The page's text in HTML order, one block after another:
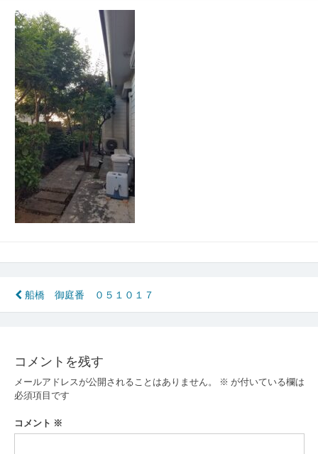
投
稿
ビ
ゲ
ー
シ
船橋 御庭番 ０５１０１７
コメントを残す
メールアドレスが公開されることはありません。 ※ が付いている欄は
必須項目です
コメント ※